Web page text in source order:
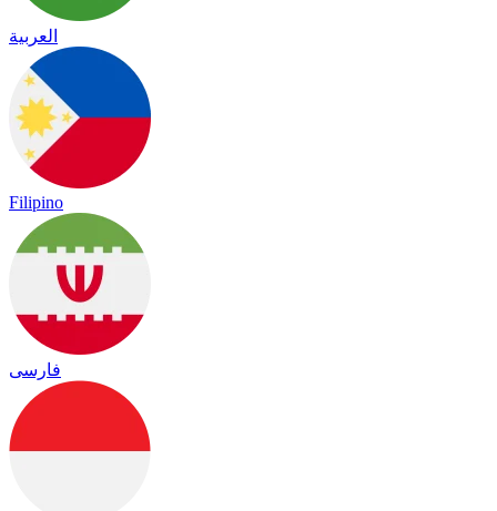
العربية
Filipino
فارسی